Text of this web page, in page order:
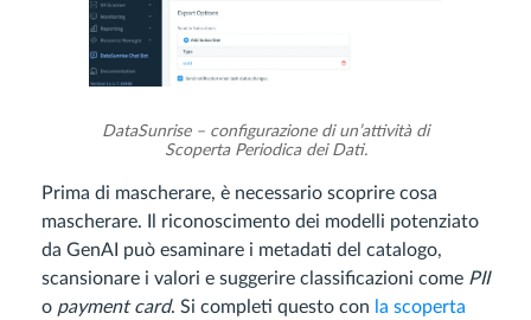
DataSunrise – configurazione di un’attività di
Scoperta Periodica dei Dati.
Prima di mascherare, è necessario scoprire cosa
mascherare. Il riconoscimento dei modelli potenziato
da GenAI può esaminare i metadati del catalogo,
scansionare i valori e suggerire classificazioni come PII
o payment card. Si completi questo con la scoperta